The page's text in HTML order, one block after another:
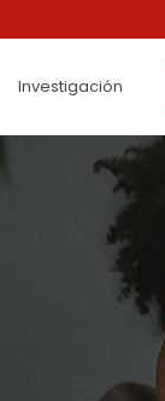
Investigación